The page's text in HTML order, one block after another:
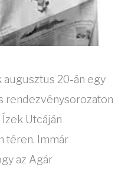
20-án egy
rendezvénysorozaton
Utcáján
téren. Immár
az Agár